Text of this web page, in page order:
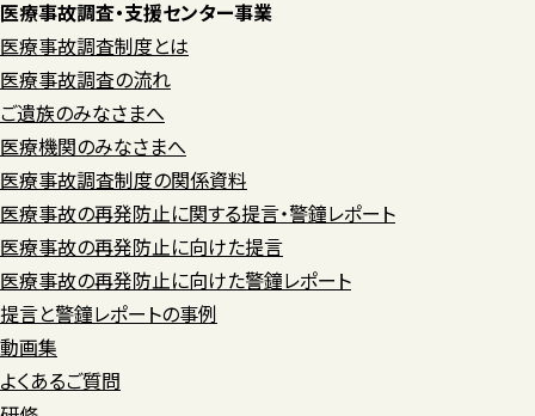
医療事故調査・支援センター事業
医療事故調査制度とは
医療事故調査の流れ
ご遺族のみなさまへ
医療機関のみなさまへ
医療事故調査制度の関係資料
医療事故の再発防止に関する提言・警鐘レポート
医療事故の再発防止に向けた提言
医療事故の再発防止に向けた警鐘レポート
提言と警鐘レポートの事例
動画集
よくあるご質問